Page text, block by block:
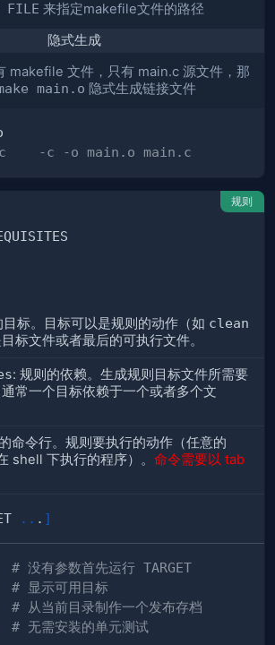
来指定makefile文件的路径
隐式生成
makefile 文件，只有 main.c 源文件，那
main.o 隐式生成链接文件
cc    -c -o main.o main.c
规则
目标。目标可以是规则的动作（如 clean
标文件或者最后的可执行文件。
: 规则的依赖。生成规则目标文件所需要
常一个目标依赖于一个或者多个文
命令行。规则要执行的动作（任意的
shell 下执行的程序）。 命令需要以 tab
.. . ]
# 没有参数首先运行 TARGET
# 显示可用目标
# 从当前目录制作一个发布存档
# 无需安装的单元测试